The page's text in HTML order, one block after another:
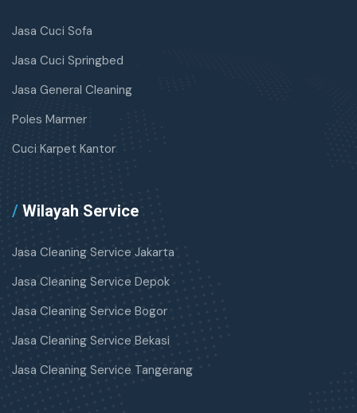
Jasa Cuci Sofa
Jasa Cuci Springbed
Jasa General Cleaning
Poles Marmer
Cuci Karpet Kantor
/ Wilayah Service
Jasa Cleaning Service Jakarta
Jasa Cleaning Service Depok
Jasa Cleaning Service Bogor
Jasa Cleaning Service Bekasi
Jasa Cleaning Service Tangerang